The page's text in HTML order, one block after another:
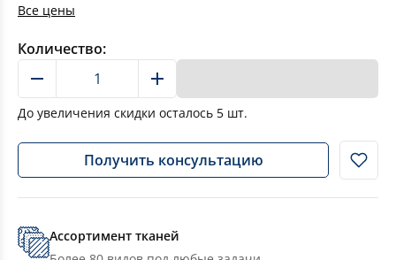
Все цены
Количество:
До увеличения скидки осталось 5 шт.
Получить консультацию
Ассортимент тканей